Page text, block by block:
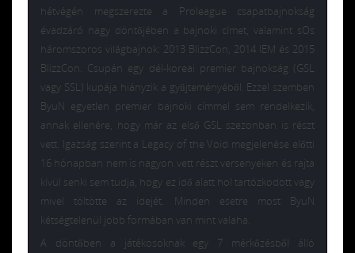
hétvégén megszerezte a Proleague csapatbajnokság
évadzáró nagy döntőjében a bajnoki címet, valamint sOs
háromszoros világbajnok: 2013 BlizzCon, 2014 IEM és 2015
BlizzCon. Csupán egy dél-koreai premier bajnokság (GSL
vagy SSL) kupája hiányzik a gyűjteményéből. Ezzel szemben
ByuN egyetlen premier bajnoki címmel sem rendelkezik,
annak ellenére, hogy már az első GSL szezonban is részt
vett. Igazság szerint a Legacy of the Void megjelenése előtti
16 hónapban nem is nagyon vett részt versenyeken és rajta
kívül senki sem tudja, hogy ez idő alatt hol tartózkodott vagy
mivel töltötte az idejét. Minden esetre most ByuN
kétségtelenül jobb formában van mint valaha.
A döntőben a játékosoknak egy 7 mérkőzésből álló